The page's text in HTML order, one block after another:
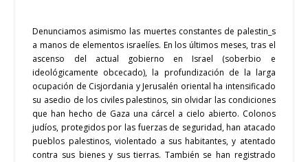
Denunciamos asimismo las muertes constantes de palestin_s
a manos de elementos israelíes. En los últimos meses, tras el
ascenso del actual gobierno en Israel (soberbio e
ideológicamente obcecado), la profundización de la larga
ocupación de Cisjordania y Jerusalén oriental ha intensificado
su asedio de los civiles palestinos, sin olvidar las condiciones
que han hecho de Gaza una cárcel a cielo abierto. Colonos
judíos, protegidos por las fuerzas de seguridad, han atacado
pueblos palestinos, violentado a sus habitantes, y atentado
contra sus bienes y sus tierras. También se han registrado